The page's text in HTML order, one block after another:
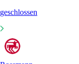
geschlossen